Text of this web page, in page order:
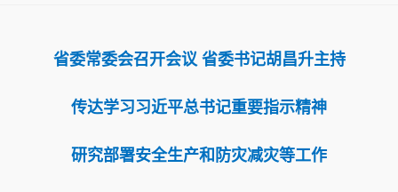
省委常委会召开会议 省委书记胡昌升主持
传达学习习近平总书记重要指示精神
研究部署安全生产和防灾减灾等工作